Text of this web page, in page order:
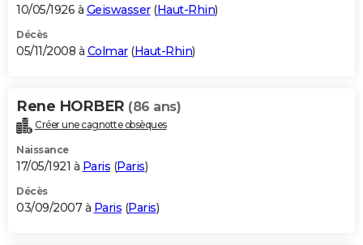
10/05/1926 à Geiswasser(Haut-Rhin)
Décès
05/11/2008 à Colmar(Haut-Rhin)
Rene HORBER (86 ans)
Créer une cagnotte obsèques
Naissance
17/05/1921 à Paris (Paris)
Décès
03/09/2007 à Paris (Paris)